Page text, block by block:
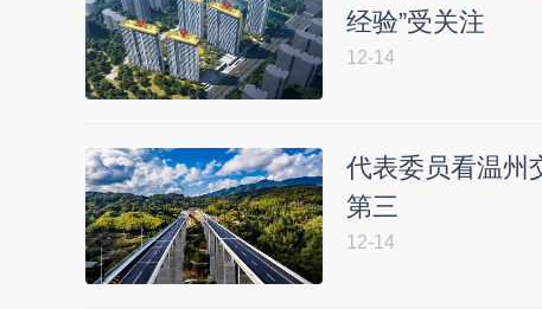
经验”受关注
12-14
代表委员看温州
第三
12-14